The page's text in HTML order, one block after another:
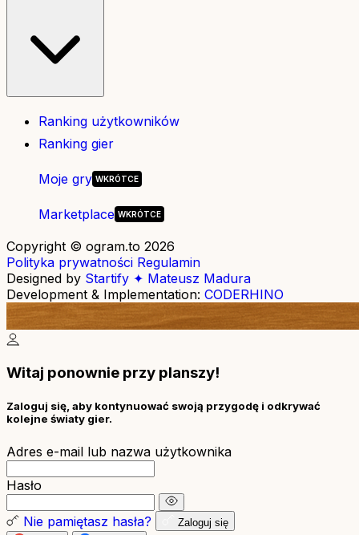
Ranking użytkowników
Ranking gier
Moje gry
Marketplace
Copyright © ogram.to 2026
Polityka prywatności Regulamin
Designed by Startify ✦ Mateusz Madura
Development & Implementation: CODERHINO
Witaj ponownie przy planszy!
Zaloguj się, aby kontynuować swoją przygodę i odkrywać
kolejne światy gier.
Adres e-mail lub nazwa użytkownika
Hasło
Nie pamiętasz hasła?
Zaloguj się